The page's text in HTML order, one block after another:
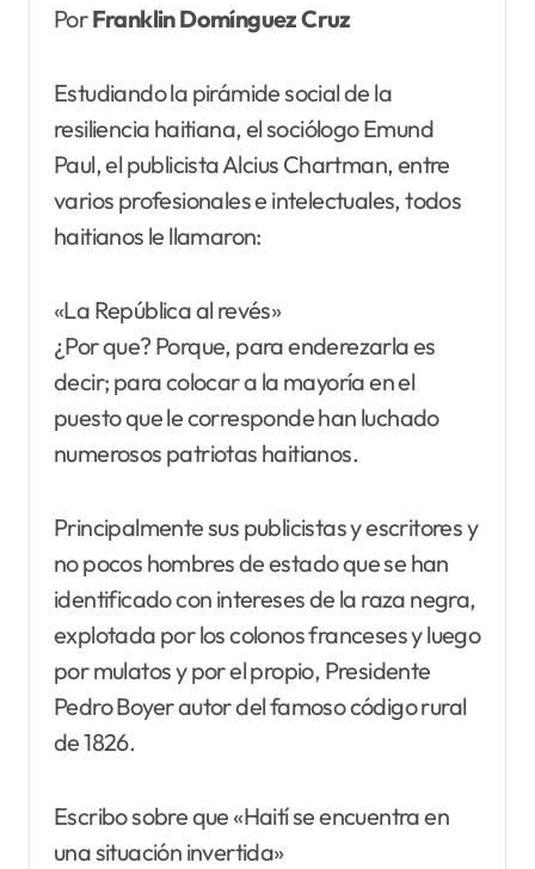
PorFranklin Domínguez Cruz
Estudiando la pirámide social de la
resiliencia haitiana, el sociólogo Emund
Paul, el publicista Alcius Chartman, entre
varios profesionales e intelectuales, todos
haitianos le llamaron:
«La República al revés»
¿Por que? Porque, para enderezarla es
decir; para colocar a la mayoría en el
puesto que le corresponde han luchado
numerosos patriotas haitianos.
Principalmente sus publicistas y escritores y
no pocos hombres de estado que se han
identificado con intereses de la raza negra,
explotada por los colonos franceses y luego
por mulatos y por el propio, Presidente
Pedro Boyer autor del famoso código rural
de 1826.
Escribo sobre que «Haití se encuentra en
una situación invertida»